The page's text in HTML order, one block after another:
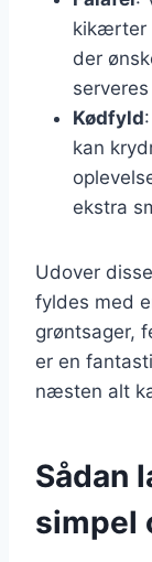
kikærter
der
Kødfyld
kan
ekstra
Udover
fyldes med
grøntsager,
er en
næsten alt
Sådan
simpel